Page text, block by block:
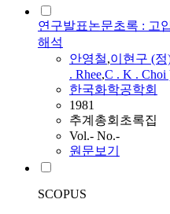
연구발표논문초록 : 고
해석
안영철,이현구 (정
. Rhee,C . K . Choi
한국화학공학회
1981
추계총회초록집
Vol.- No.-
원문보기
SCOPUS